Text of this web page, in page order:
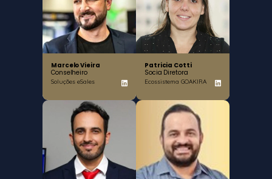
Marcelo Vieira
Conselheiro
Soluções eSales
Patricia Cotti
Socia Diretora
Ecossistema GOAKIRA